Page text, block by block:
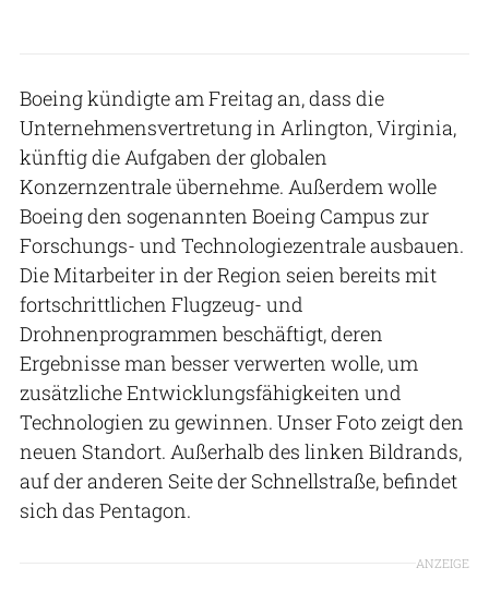
Boeing kündigte am Freitag an, dass die
Unternehmensvertretung in Arlington, Virginia,
künftig die Aufgaben der globalen
Konzernzentrale übernehme. Außerdem wolle
Boeing den sogenannten Boeing Campus zur
Forschungs- und Technologiezentrale ausbauen.
Die Mitarbeiter in der Region seien bereits mit
fortschrittlichen Flugzeug- und
Drohnenprogrammen beschäftigt, deren
Ergebnisse man besser verwerten wolle, um
zusätzliche Entwicklungsfähigkeiten und
Technologien zu gewinnen. Unser Foto zeigt den
neuen Standort. Außerhalb des linken Bildrands,
auf der anderen Seite der Schnellstraße, befindet
sich das Pentagon.
ANZEIGE